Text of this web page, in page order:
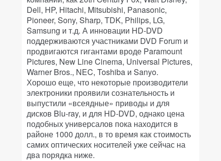
Dell, HP, Hitachi, Mitsubishi, Panasonic,
Pioneer, Sony, Sharp, TDK, Philips, LG,
Samsung и т.д. А инновации HD-DVD
поддерживаются участниками DVD Forum и
продвигаются гигантами вроде Paramount
Pictures, New Line Cinema, Universal Pictures,
Warner Bros., NEC, Toshiba и Sanyo.
Хорошо еще, что некоторые производители
электроники проявили сознательность и
выпустили «всеядные» приводы и для
дисков Blu-ray, и для HD-DVD, однако цена
подобных универсалов пока находится в
районе 1000 долл., в то время как стоимость
самих оптических носителей уже сейчас на
два порядка ниже.